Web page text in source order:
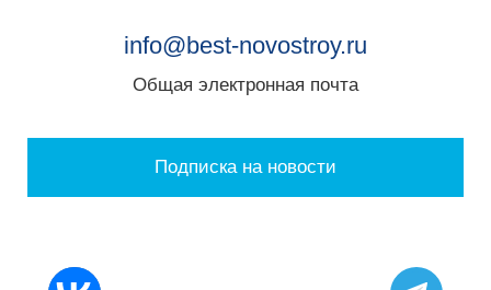
info@best-novostroy.ru
Общая электронная почта
Подписка на новости